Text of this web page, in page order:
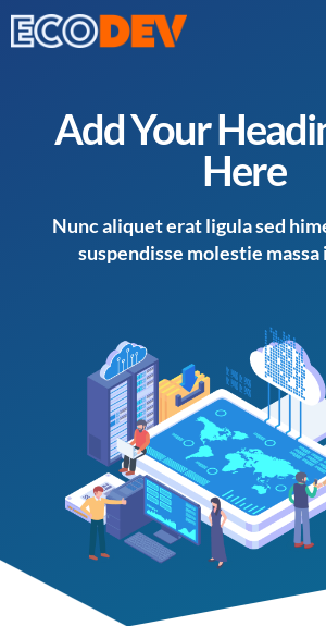
Add Your
Here
Nunc aliquet erat ligula sed
suspendisse molestie